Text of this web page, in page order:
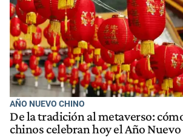
AÑO NUEVO CHINO
De la tradición al metaverso:
chinos celebran hoy el Año